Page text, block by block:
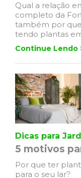
Qual a relação
completo da
também por que
tendo plantas
Continue Lendo
Dicas para
5 motivos
Por que ter
para o seu lar?